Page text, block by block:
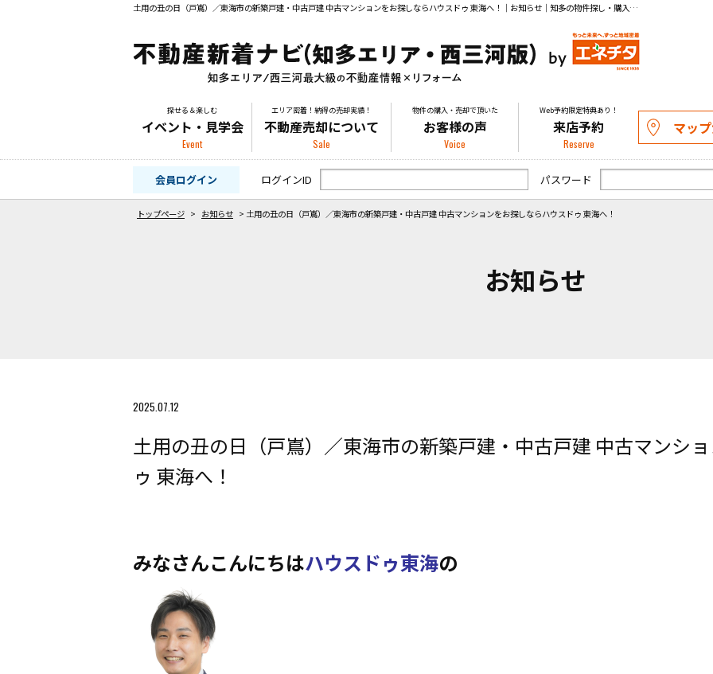
土用の丑の日（戸嶌）／東海市の新築戸建・中古戸建 中古マンションをお探しならハウスドゥ 東海へ！｜お知らせ｜知多の物件探し・購入や不動産の売却相談はお気軽にお問い合わせください。
探せる＆楽しむ
イベント・見学会
Event
エリア密着！納得の売却実績！
不動産売却について
Sale
物件の購入・売却で頂いた
お客様の声
Voice
Web予約限定特典あり！
来店予約
Reserve
マッ
会員ログイン ログインID パスワード
トップページ > お知らせ > 土用の丑の日（戸嶌）／東海市の新築戸建・中古戸建 中古マンションをお探しならハウスドゥ 東海へ！
お知らせ
2025.07.12
土用の丑の日（戸嶌）／東海市の新築戸建・中古戸建 中古マンシ
ゥ 東海へ！
みなさんこんにちはハウスドゥ東海の